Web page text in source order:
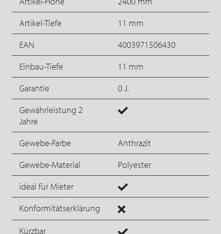
Artikel-Tiefe
11 mm
EAN
4003971506430
Einbau-Tiefe
11 mm
Garantie
0 J.
Gewährleistung 2
Jahre
Gewebe-Farbe
Anthrazit
Gewebe-Material
Polyester
ideal für Mieter
Konformitätserklärung
Kürzbar